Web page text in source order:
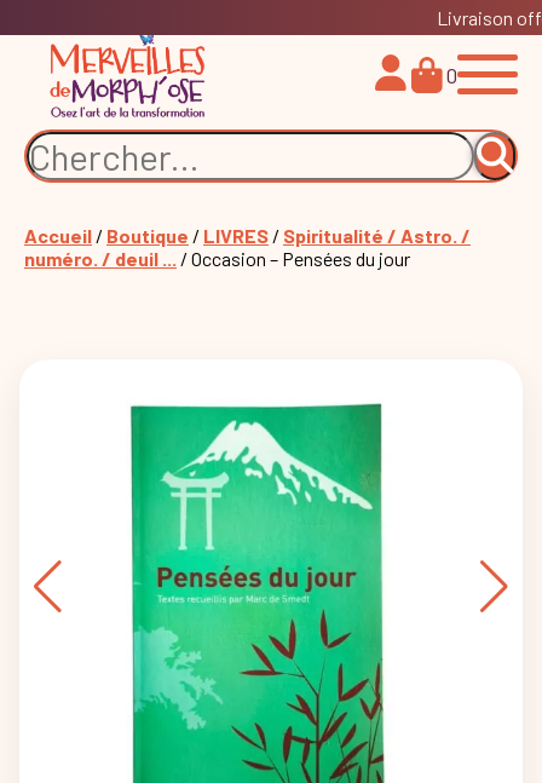
Livraison
0
Accueil / Boutique / LIVRES / Spiritualité / Astro. /
numéro. / deuil ... / Occasion – Pensées du jour